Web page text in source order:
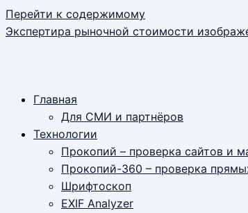
Перейти к содержимому
Экспертира рыночной стоимости
Главная
Для СМИ и партнёров
Технологии
Прокопий – проверка сайтов и
Прокопий-360 – проверка
Шрифтоскоп
EXIF Analyzer